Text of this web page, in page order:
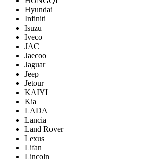
Hyundai
Infiniti
Isuzu
Iveco
JAC
Jaecoo
Jaguar
Jeep
Jetour
KAIYI
Kia
LADA
Lancia
Land Rover
Lexus
Lifan
Lincoln